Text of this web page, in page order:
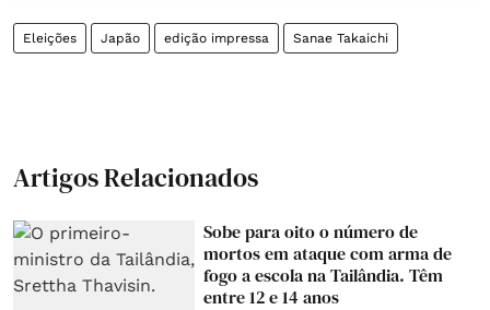
Eleições Japão edição impressa Sanae Takaichi
Artigos Relacionados
Sobe para oito o número de
mortos em ataque com arma de
fogo a escola na Tailândia. Têm
entre 12 e 14 anos